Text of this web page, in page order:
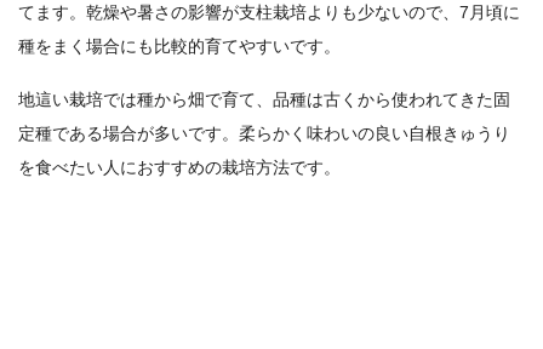
てます。乾燥や暑さの影響が支柱栽培よりも少ないので、7月頃に
種をまく場合にも比較的育てやすいです。
地這い栽培では種から畑で育て、品種は古くから使われてきた固
定種である場合が多いです。柔らかく味わいの良い自根きゅうり
を食べたい人におすすめの栽培方法です。